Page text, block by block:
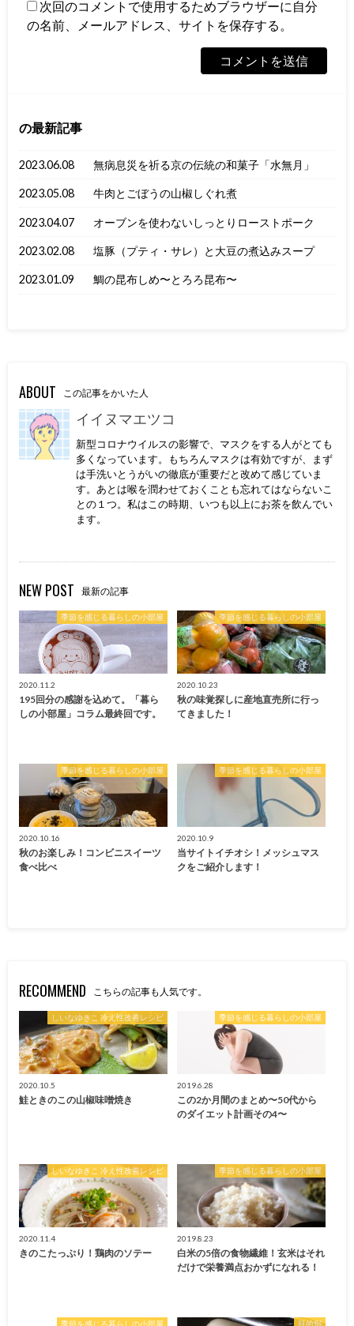
次回のコメントで使用するためブラウザーに自分
の名前、メールアドレス、サイトを保存する。
の最新記事
2023.06.08 無病息災を祈る京の伝統の和菓子「水無月」
2023.05.08 牛肉とごぼうの山椒しぐれ煮
2023.04.07 オーブンを使わないしっとりローストポーク
2023.02.08 塩豚（プティ・サレ）と大豆の煮込みスープ
2023.01.09 鯛の昆布しめ〜とろろ昆布〜
ABOUT この記事をかいた人
イイヌマエツコ
新型コロナウイルスの影響で、マスクをする人がとても
多くなっています。もちろんマスクは有効ですが、まず
は手洗いとうがいの徹底が重要だと改めて感じていま
す。あとは喉を潤わせておくことも忘れてはならないこ
との１つ。私はこの時期、いつも以上にお茶を飲んでい
ます。
NEW POST 最新の記事
季節を感じる暮らしの小部屋
2020.11.2
195回分の感謝を込めて。「暮ら
しの小部屋」コラム最終回です。
季節を感じる暮らしの小部屋
2020.10.23
秋の味覚探しに産地直売所に行っ
てきました！
季節を感じる暮らしの小部屋
2020.10.16
秋のお楽しみ！コンビニスイーツ
食べ比べ
季節を感じる暮らしの小部屋
2020.10.9
当サイトイチオシ！メッシュマス
クをご紹介します！
RECOMMEND こちらの記事も人気です。
しいなゆきこ 冷え性改善レシピ
2020.10.5
鮭ときのこの山椒味噌焼き
季節を感じる暮らしの小部屋
2019.6.28
この2か月間のまとめ〜50代から
のダイエット計画その4〜
しいなゆきこ 冷え性改善レシピ
2020.11.4
きのこたっぷり！鶏肉のソテー
季節を感じる暮らしの小部屋
2019.8.23
白米の5倍の食物繊維！玄米はそれ
だけで栄養満点おかずになれる！
季節を感じる暮らしの小部屋 目的別